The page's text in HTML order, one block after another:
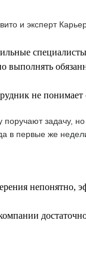
и эксперт
специалисты
выполнять
не понимает
поручают задачу,
в первые же
непонятно,